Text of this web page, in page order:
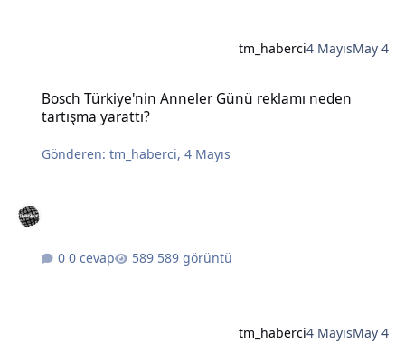
tm_haberci4 MayısMay 4
Bosch Türkiye'nin Anneler Günü reklamı neden
tartışma yarattı?
Gönderen:tm_haberci,4 Mayıs
0 cevap 589 görüntü
tm_haberci4 MayısMay 4